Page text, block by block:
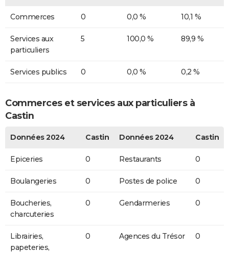
Commerces 0 0,0 % 10,1 %
Services aux
particuliers
5 100,0 % 89,9 %
Services publics 0 0,0 % 0,2 %
Commerces et services aux particuliers à
Castin
Données 2024 Castin Données 2024 Castin
Epiceries 0 Restaurants 0
Boulangeries 0 Postes de police 0
Boucheries,
charcuteries
0 Gendarmeries 0
Librairies,
papeteries,
0 Agences du Trésor 0